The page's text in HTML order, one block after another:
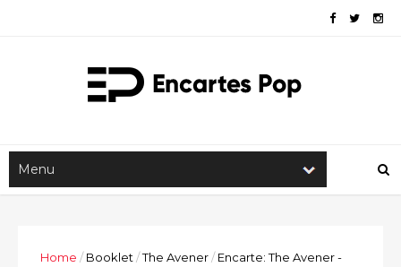
Home / Booklet /The Avener/ Encarte: The Avener -